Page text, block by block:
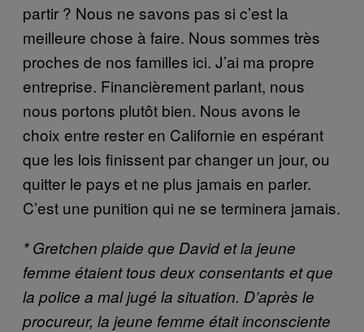
partir ? Nous ne savons pas si c’est la
meilleure chose à faire. Nous sommes très
proches de nos familles ici. J’ai ma propre
entreprise. Financièrement parlant, nous
nous portons plutôt bien. Nous avons le
choix entre rester en Californie en espérant
que les lois finissent par changer un jour, ou
quitter le pays et ne plus jamais en parler.
C’est une punition qui ne se terminera jamais.
* Gretchen plaide que David et la jeune
femme étaient tous deux consentants et que
la police a mal jugé la situation. D’après le
procureur, la jeune femme était inconsciente